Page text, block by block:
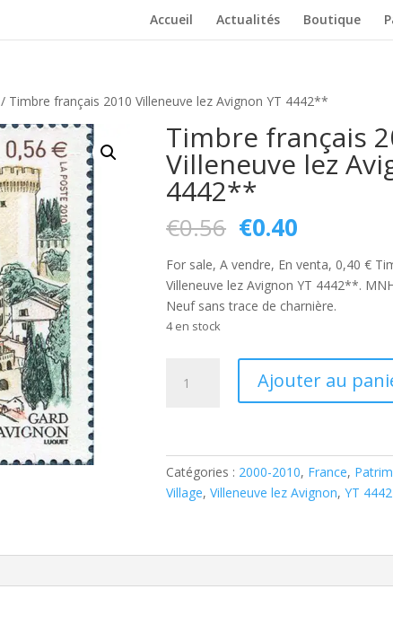
Accueil Actualités Boutique
/ Timbre français 2010 Villeneuve lez Avignon YT 4442**
Timbre français
Villeneuve lez
4442**
€0.56 Le
prix
initial
était :
€0.56.
€0.40
actuel
est :
€0.40.
For sale, A vendre, En venta, 0,40 €
Villeneuve lez Avignon YT 4442**.
Neuf sans trace de charnière.
4 en stock
Villeneuve
lez
4442**
Ajouter au
Catégories : 2000-2010, France,
Village,Villeneuve lez Avignon,YT 4442